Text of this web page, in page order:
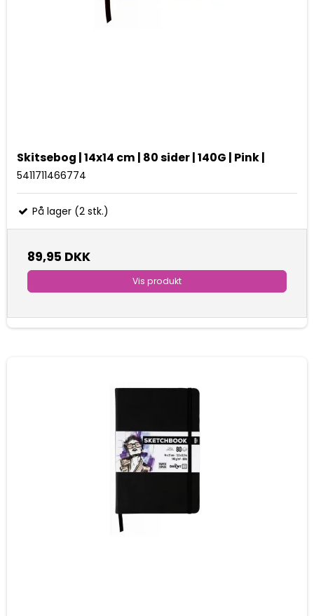
Skitsebog | 14x14 cm | 80 sider | 140G | Pink |
5411711466774
På lager (2 stk.)
89,95 DKK
Vis produkt